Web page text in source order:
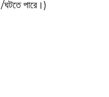
ঘটতে পারে।)